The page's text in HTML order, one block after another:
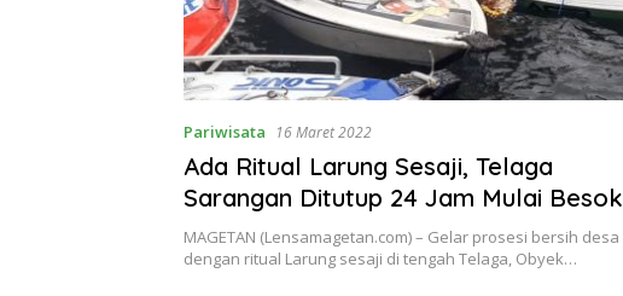
Pariwisata 16 Maret 2022
Ada Ritual Larung Sesaji, Telaga
Sarangan Ditutup 24 Jam Mulai Besok
MAGETAN (Lensamagetan.com) – Gelar prosesi bersih desa
dengan ritual Larung sesaji di tengah Telaga, Obyek…